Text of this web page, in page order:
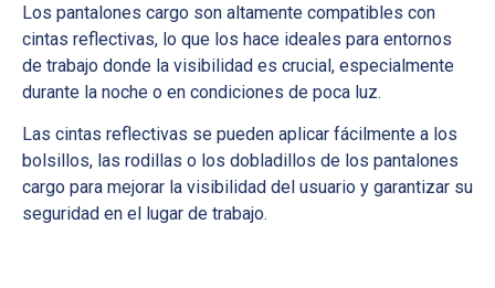
Los pantalones cargo son altamente compatibles con
cintas reflectivas, lo que los hace ideales para entornos
de trabajo donde la visibilidad es crucial, especialmente
durante la noche o en condiciones de poca luz.
Las cintas reflectivas se pueden aplicar fácilmente a los
bolsillos, las rodillas o los dobladillos de los pantalones
cargo para mejorar la visibilidad del usuario y garantizar su
seguridad en el lugar de trabajo.